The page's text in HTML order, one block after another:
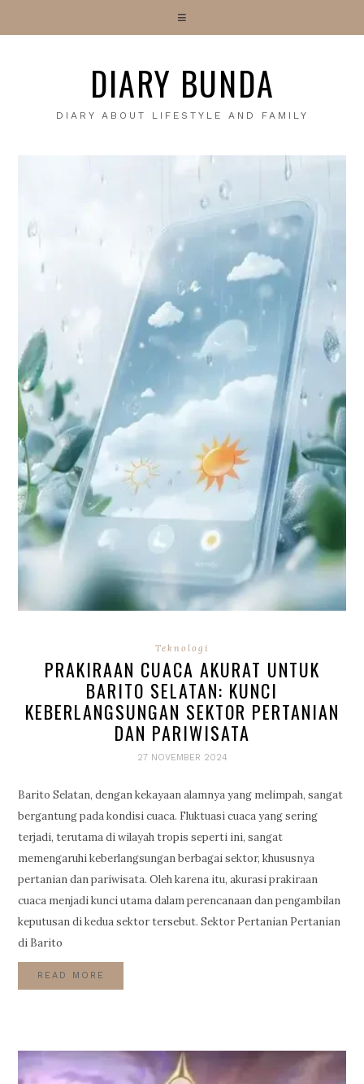
DIARY BUNDA
DIARY ABOUT LIFESTYLE AND FAMILY
Teknologi
PRAKIRAAN CUACA AKURAT UNTUK
BARITO SELATAN: KUNCI
KEBERLANGSUNGAN SEKTOR PERTANIAN
DAN PARIWISATA
27 NOVEMBER 2024
Barito Selatan, dengan kekayaan alamnya yang melimpah, sangat
bergantung pada kondisi cuaca. Fluktuasi cuaca yang sering
terjadi, terutama di wilayah tropis seperti ini, sangat
memengaruhi keberlangsungan berbagai sektor, khususnya
pertanian dan pariwisata. Oleh karena itu, akurasi prakiraan
cuaca menjadi kunci utama dalam perencanaan dan pengambilan
keputusan di kedua sektor tersebut. Sektor Pertanian Pertanian
di Barito
READ MORE